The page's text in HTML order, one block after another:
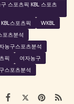
스포츠픽 KBL 스포츠
KBL스포츠픽
WKBL
포츠분석
농구스포츠분석
픽
여자농구
스포츠분석